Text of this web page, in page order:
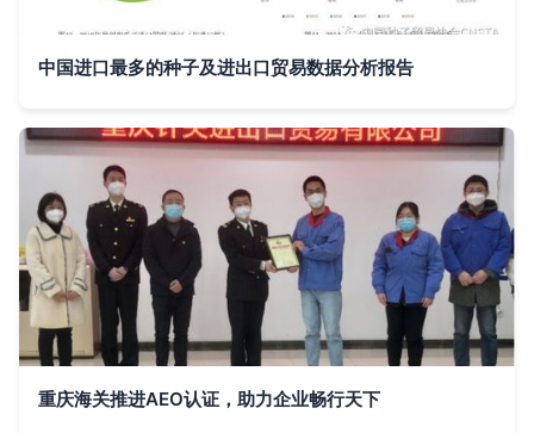
中国进口最多的种子及进出口贸易数据分析报告
重庆海关推进AEO认证，助力企业畅行天下